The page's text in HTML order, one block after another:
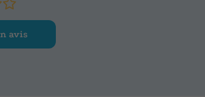
style="MARGIN: 0cm
ES"><FONT size=2
lang=ES style="mso-ansi-
Actualización y renovación de los
avis